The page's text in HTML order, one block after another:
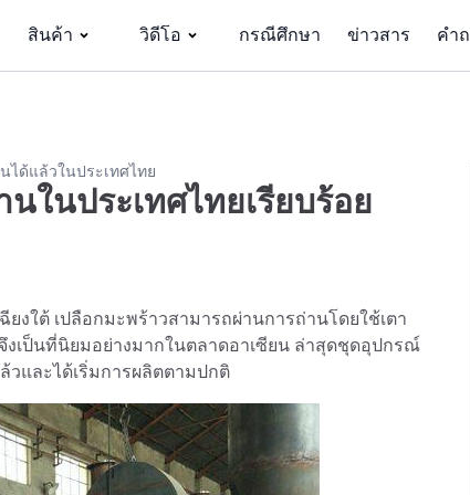
สินค้า วิดีโอ กรณีศึกษา ข่าวสาร คำ
ได้แล้วในประเทศไทย
ในประเทศไทยเรียบร้อย
งใต้ เปลือกมะพร้าวสามารถผ่านการถ่านโดยใช้เตา
เป็นที่นิยมอย่างมากในตลาดอาเซียน ล่าสุดชุดอุปกรณ์
วและได้เริ่มการผลิตตามปกติ